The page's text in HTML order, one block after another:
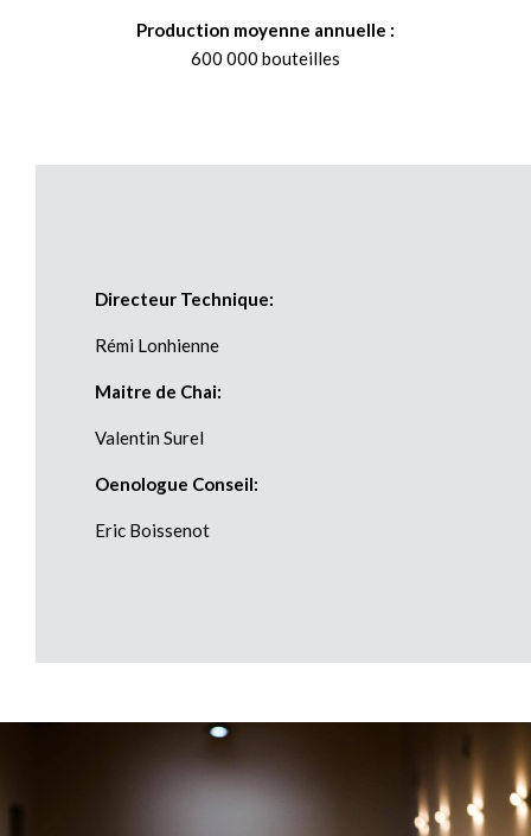
Production moyenne annuelle :
600 000 bouteilles
Directeur Technique:
Rémi Lonhienne
Maitre de Chai:
Valentin Surel
Oenologue Conseil:
Eric Boissenot